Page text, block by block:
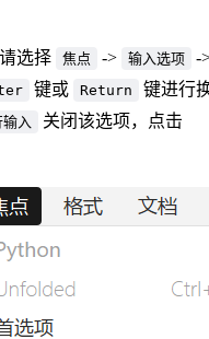
选择 焦点 -> 输入选项 -
键或 Return
键进行
入 关闭该选项，点击